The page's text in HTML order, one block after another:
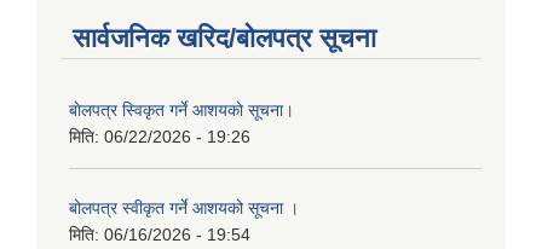
सार्वजनिक खरिद/बोलपत्र सूचना
बाेलपत्र स्विकृत गर्ने आशयकाे सूचना।
मिति: 06/22/2026 - 19:26
बोलपत्र स्वीकृत गर्ने आशयको सूचना ।
मिति: 06/16/2026 - 19:54